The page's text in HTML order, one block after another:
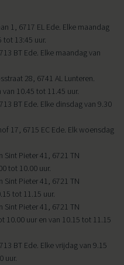
1, 6717 EL Ede. Elke maandag
tot 13:45 uur.
BT Ede. Elke maandag van
28, 6741 AL Lunteren.
10.45 tot 11.45 uur.
BT Ede. Elke dinsdag van 9.30
17, 6715 EC Ede. Elk woensdag
Sint Pieter 41, 6721 TN
tot 10.00 uur.
Sint Pieter 41, 6721 TN
tot 11.15 uur.
Sint Pieter 41, 6721 TN
10.00 uur en van 10.15 tot 11.15
BT Ede. Elke vrijdag van 9.15
uur.